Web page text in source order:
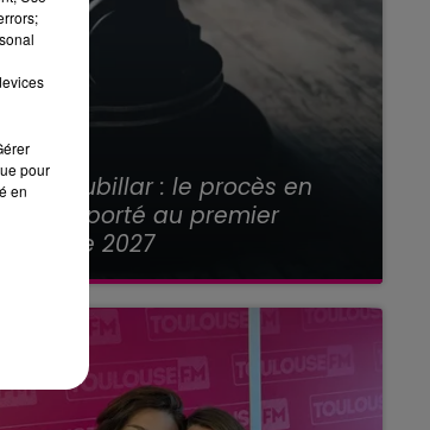
juillet 2026
Jubillar : le procès en
appel reporté au premier
semestre 2027
pour
en